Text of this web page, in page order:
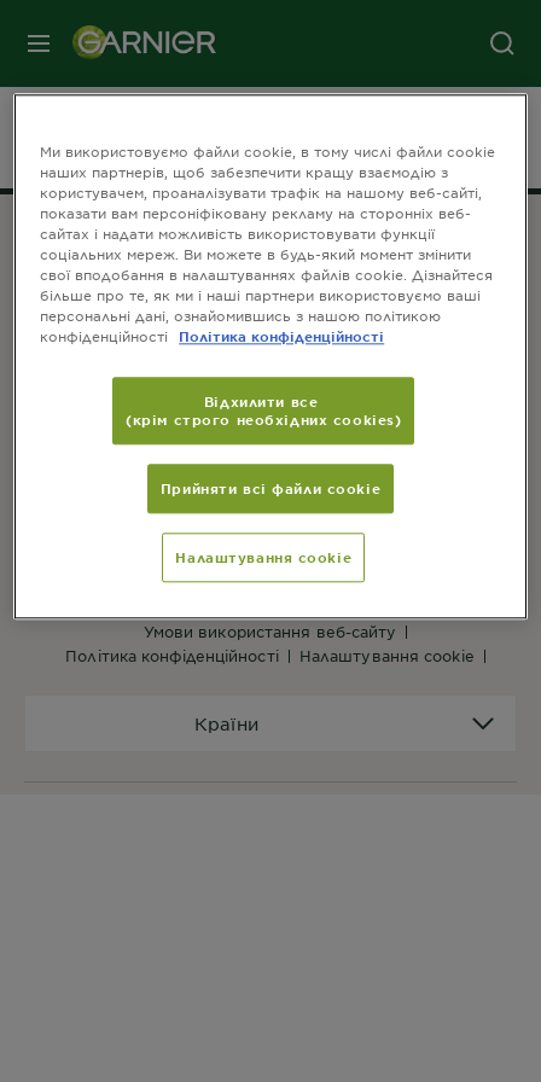
МЕНЮ
ПОСИЛАННЯ ВЕБ-САЙТУ
умови використання веб-сайту
політика конфіденційності
налаштування cookie
Країни
КОНТАКТИ
Зв'яжіться з нами
ПРИЄДНУЙТЕСЬ ДО НАС
Ми використовуємо файли cookie, в тому числі файли cookie
наших партнерів, щоб забезпечити кращу взаємодію з
користувачем, проаналізувати трафік на нашому веб-сайті,
показати вам персоніфіковану рекламу на сторонніх веб-
сайтах і надати можливість використовувати функції
соціальних мереж. Ви можете в будь-який момент змінити
свої вподобання в налаштуваннях файлів cookie. Дізнайтеся
більше про те, як ми і наші партнери використовуємо ваші
персональні дані, ознайомившись з нашою політикою
конфіденційності
Політика конфіденційності
Відхилити все
(крім строго необхідних cookies)
Прийняти всі файли сookie
Налаштування cookie